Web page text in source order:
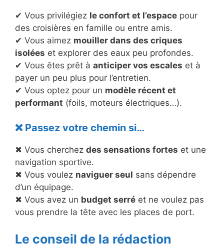
✔ Vous privilégiez le confort et l’espace pour
des croisières en famille ou entre amis.
✔ Vous aimez mouiller dans des criques
isolées et explorer des eaux peu profondes.
✔ Vous êtes prêt à anticiper vos escales et à
payer un peu plus pour l’entretien.
✔ Vous optez pour un modèle récent et
performant (foils, moteurs électriques…).
❌ Passez votre chemin si…
✖ Vous cherchez des sensations fortes et une
navigation sportive.
✖ Vous voulez naviguer seul sans dépendre
d’un équipage.
✖ Vous avez un budget serré et ne voulez pas
vous prendre la tête avec les places de port.
Le conseil de la rédaction